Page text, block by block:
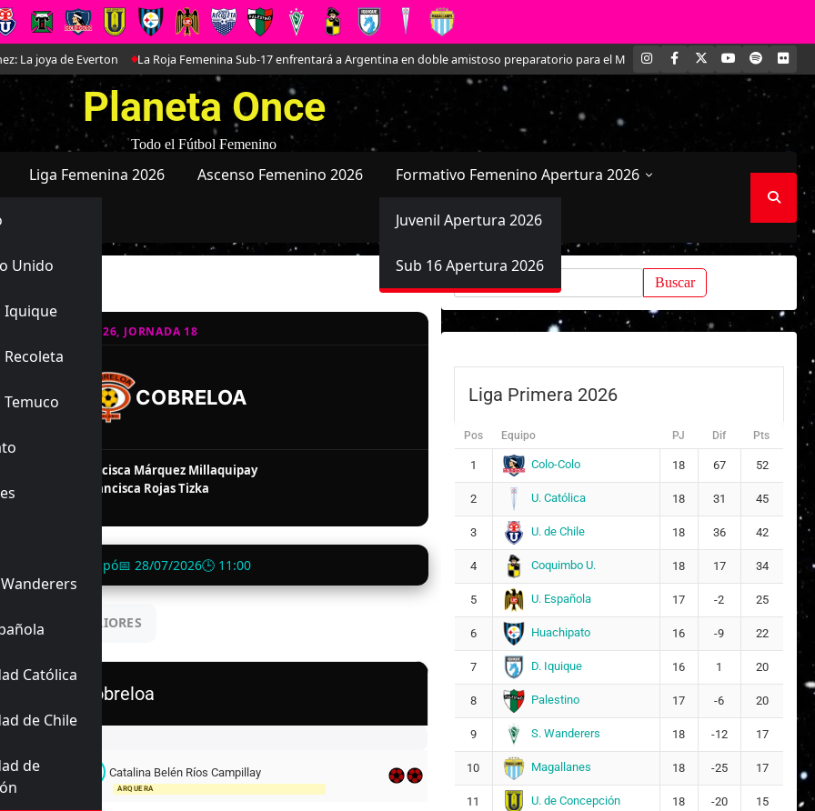
joya de Everton La Roja Femenina Sub-17 enfrentará a Argentina en doble amistoso preparatorio para el Mundial Kathleen Brandt: La joven
INSTAGRAM
FACEBOOK YOUTUBE
SPOTIFY
Planeta Once
Todo el Fútbol Femenino
Unido
Iquique
Católica
de Chile
de
Liga Femenina 2026 Ascenso Femenino 2026 Formativo Femenino Apertura 2026
Juvenil Apertura 2026
Sub 16 Apertura 2026
FEMENINO 2026, JORNADA 18
2 COBRELOA
76'
Carla Francisca Márquez Millaquipay
Isidora Francisca Rojas Tizka
de Copiapó📅 28/07/2026🕒 11:00
ANTERIORES
Cobreloa
Catalina Belén Ríos Campillay
ARQUERA
Buscar:
Liga Primera 2026
Pos Equipo PJ Dif Pts
1 Colo-Colo 18 67 52
2 U. Católica 18 31 45
3 U. de Chile 18 36 42
4 Coquimbo U. 18 17 34
5 U. Española 17 -2 25
6 Huachipato 16 -9 22
7 D. Iquique 16 1 20
8 Palestino 17 -6 20
9 S. Wanderers 18 -12 17
10 Magallanes 18 -25 17
11 U. de Concepción 18 -20 15